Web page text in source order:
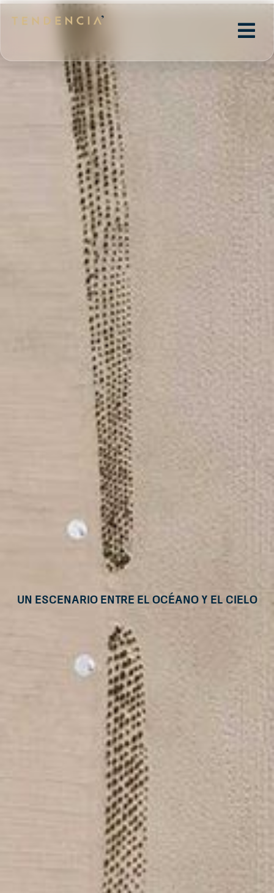
Un escenario entre el océano y el cielo